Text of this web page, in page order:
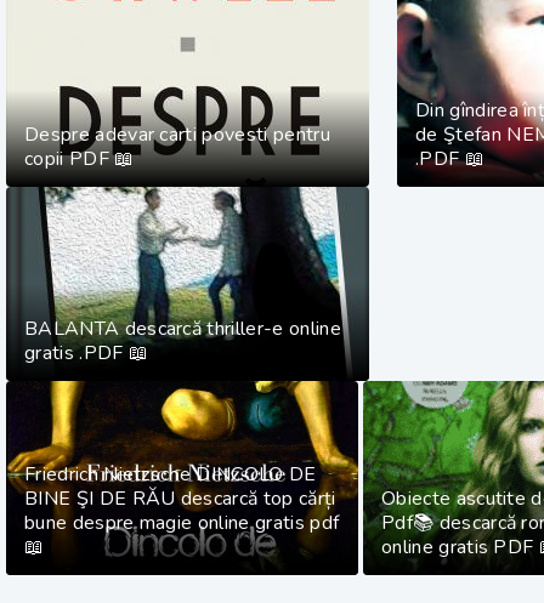
Despre adevar carti povesti pentru
copii PDF 📖
Din gîndirea
de Ştefan
.PDF 📖
BALANTA descarcă thriller-e online
gratis .PDF 📖
Friedrich Nietzsche DINCOLO DE
BINE ŞI DE RĂU descarcă top cărți
bune despre magie online gratis pdf
📖
Obiecte ascutite
Pdf📚 descarcă
online gratis PDF